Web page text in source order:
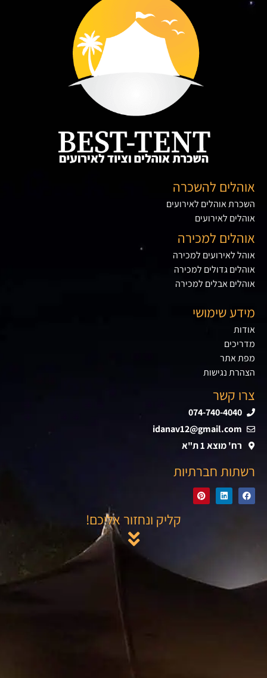
אוהלים להשכרה
השכרת אוהלים לאירועים
אוהלים לאירועים
אוהלים למכירה
אוהל לאירועים למכירה
אוהלים גדולים למכירה
אוהלים אבלים למכירה
מידע שימושי
אודות
מדריכים
מפת אתר
הצהרת נגישות
צרו קשר
074-740-4040
idanav12@gmail.com
רח' מוצא 1 ת"א
רשתות חברתיות
קליק ונחזור אליכם!